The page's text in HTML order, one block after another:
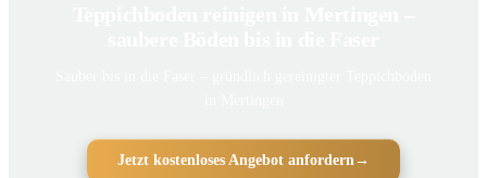
Jetzt kostenloses Angebot anfordern→